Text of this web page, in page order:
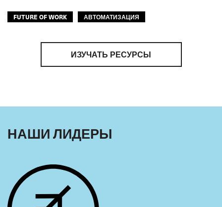
FUTURE OF WORK
АВТОМАТИЗАЦИЯ
ИЗУЧАТЬ РЕСУРСЫ
НАШИ ЛИДЕРЫ